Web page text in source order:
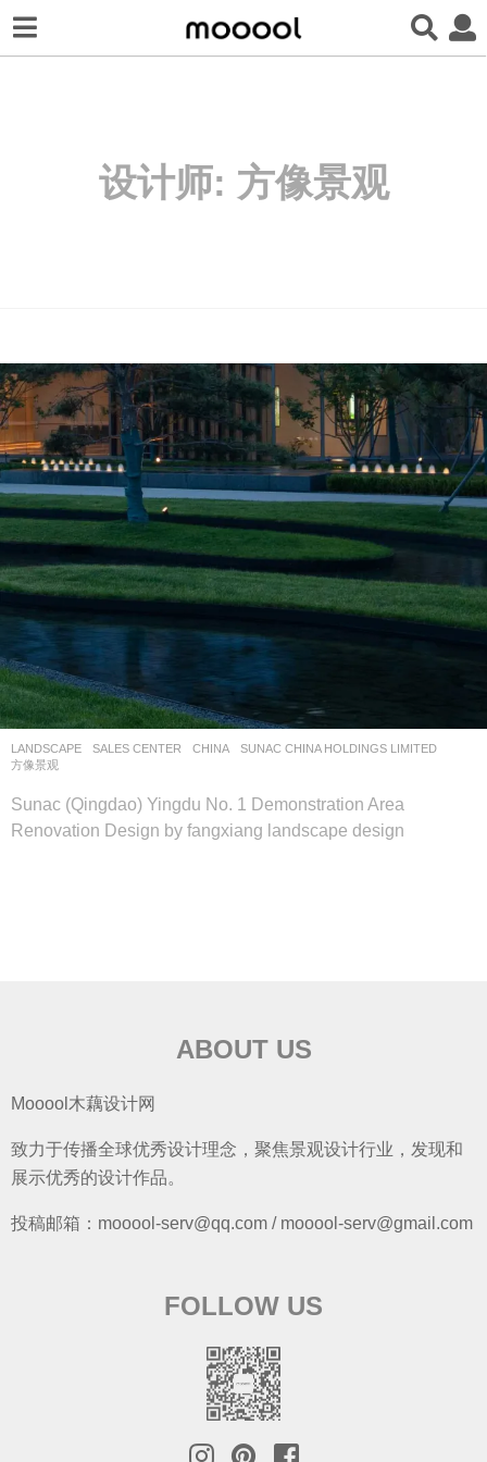
设计师: 方像景观
LANDSCAPE SALES CENTER CHINA
SUNAC CHINA HOLDINGS LIMITED
方像景观
Sunac (Qingdao) Yingdu No. 1 Demonstration Area
Renovation Design by fangxiang landscape design
ABOUT US
Mooool木藕设计网
致力于传播全球优秀设计理念，聚焦景观设计行业，发现和
展示优秀的设计作品。
投稿邮箱：mooool-serv@qq.com / mooool-serv@gmail.com
FOLLOW US